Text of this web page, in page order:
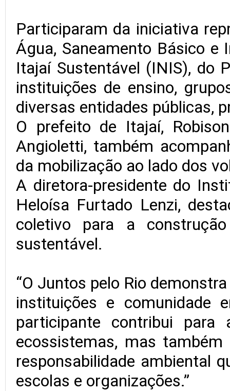
Participaram da iniciativa
Água, Saneamento Básico
Itajaí Sustentável (INIS), do
instituições de ensino,
diversas entidades públicas,
O prefeito de Itajaí,
Angioletti, também
da mobilização ao lado dos
A diretora-presidente do
Heloísa Furtado Lenzi,
coletivo para a
sustentável.
“O Juntos pelo Rio
instituições e comunidade
participante contribui
ecossistemas, mas
responsabilidade ambiental
escolas e organizações.”